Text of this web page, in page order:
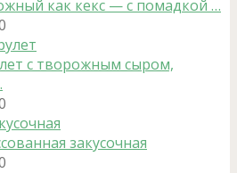
как кекс — с помадкой …
с творожным сыром,
закусочная